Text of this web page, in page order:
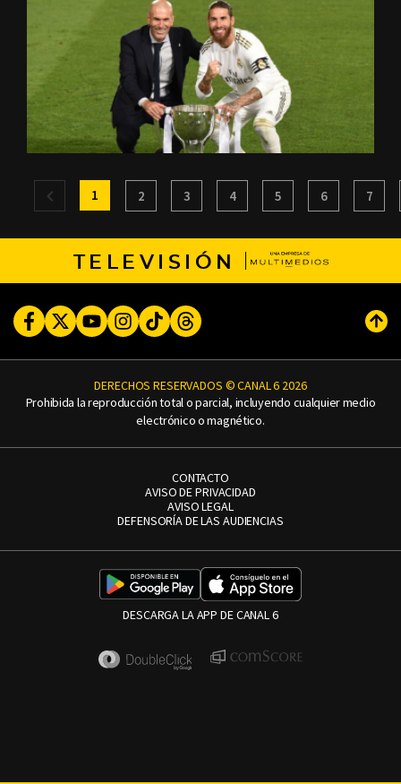
1 2 3 4 5 6 7
TELEVISIÓN
FacebookTwitterYoutubeInstagram
TikTokThreads
DERECHOS RESERVADOS © CANAL 6 2026
Prohibida la reproducción total o parcial, incluyendo cualquier medio
electrónico o magnético.
CONTACTO
AVISO DE PRIVACIDAD
AVISO LEGAL
DEFENSORÍA DE LAS AUDIENCIAS
DESCARGA LA APP DE CANAL 6